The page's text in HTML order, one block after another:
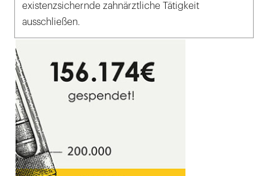
existenzsichernde zahnärztliche Tätigkeit
ausschließen.